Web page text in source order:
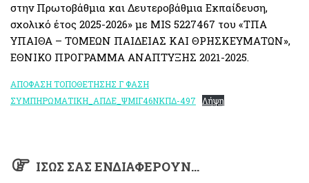
στην Πρωτοβάθμια και Δευτεροβάθμια Εκπαίδευση,
σχολικό έτος 2025-2026» με MIS 5227467 του «ΤΠΑ
ΥΠΑΙΘΑ – ΤΟΜΕΩΝ ΠΑΙΔΕΙΑΣ ΚΑΙ ΘΡΗΣΚΕΥΜΑΤΩΝ»,
ΕΘΝΙΚΟ ΠΡΟΓΡΑΜΜΑ ΑΝΑΠΤΥΞΗΣ 2021-2025.
ΑΠΟΦΑΣΗ ΤΟΠΟΘΕΤΗΣΗΣ Γ ΦΑΣΗ
ΣΥΜΠΗΡΩΜΑΤΙΚΗ_ΑΠΔΕ_ΨΜΙΓ46ΝΚΠΔ-497
Λήψη
ΊΣΩΣ ΣΑΣ ΕΝΔΙΑΦΈΡΟΥΝ…